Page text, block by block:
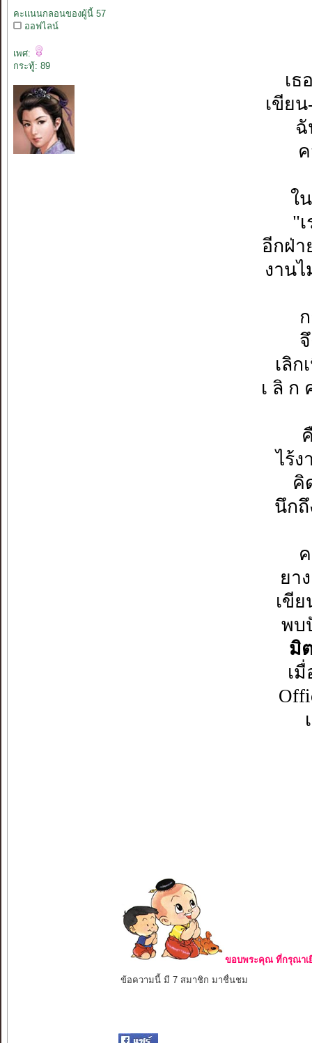
คะแนนกลอนของผู้นี้ 57
ออฟไลน์
เพศ:
กระทู้: 89
เธ
เขีย
ฉั
ใ
"
อีกฝ่า
งาน
เลิ
เ ลิ ก
ไร้
คิ
นึกถึ
ยา
เขี
พบ
มิ
เ
ขอบพระคุณ ที่กรุณาเ
ข้อความนี้ มี 7 สมาชิก มาชื่นชม